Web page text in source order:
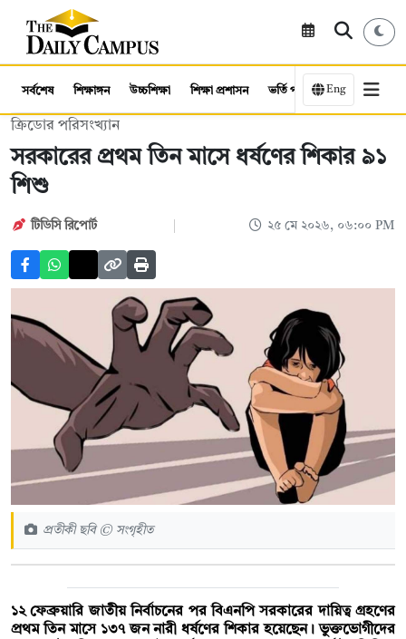
সর্বশেষ শিক্ষাঙ্গন উচ্চশিক্ষা শিক্ষা প্রশাসন ভর্তি পরীক্ষা কর্মসংস্থান
Eng
ক্রিডোর পরিসংখ্যান
সরকারের প্রথম তিন মাসে ধর্ষণের শিকার ৯১
শিশু
টিডিসি রিপোর্ট ২৫ মে ২০২৬, ০৬:০০ PM
প্রতীকী ছবি © সংগৃহীত
১২ ফেব্রুয়ারি জাতীয় নির্বাচনের পর বিএনপি সরকারের দায়িত্ব গ্রহণের
প্রথম তিন মাসে ১৩৭ জন নারী ধর্ষণের শিকার হয়েছেন। ভুক্তভোগীদের